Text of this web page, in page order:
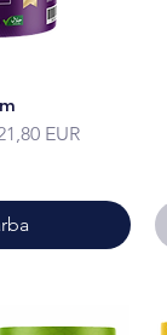
ár
EUR